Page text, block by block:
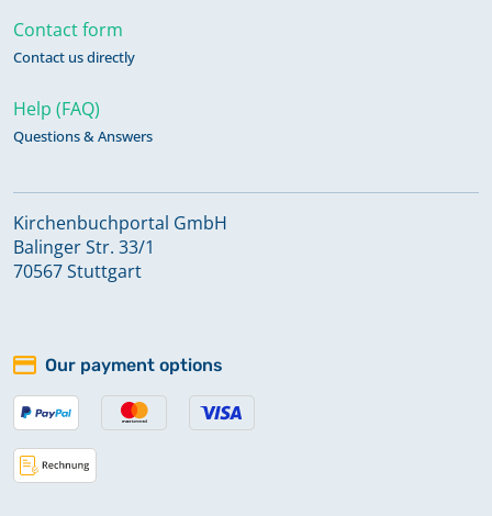
Kirchenbuch 1623-1684
Kirchenbuch 1627-1675
Kirchenbuch 1679-1717
Kirchenbuch 1943-1945
Konfirmationen 1830-1868
Konfirmationen 1869-1900
Contact form
Contact us directly
Help (FAQ)
Questions & Answers
Kirchenbuchportal GmbH
Balinger Str. 33/1
70567 Stuttgart
Our payment options